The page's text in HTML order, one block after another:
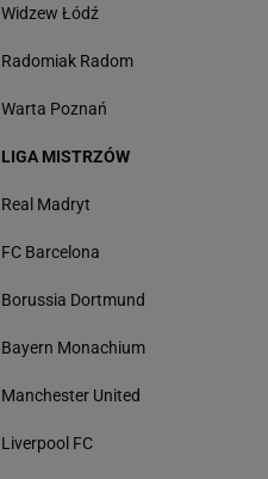
Widzew Łódź
Radomiak Radom
Warta Poznań
LIGA MISTRZÓW
Real Madryt
FC Barcelona
Borussia Dortmund
Bayern Monachium
Manchester United
Liverpool FC